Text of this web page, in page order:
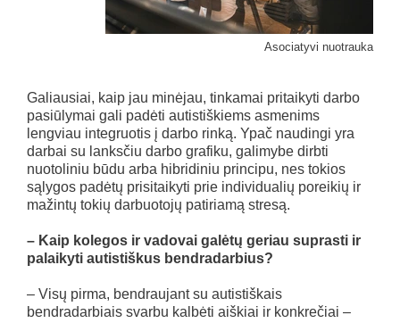
Asociatyvi nuotrauka
Galiausiai, kaip jau minėjau, tinkamai pritaikyti darbo
pasiūlymai gali padėti autistiškiems asmenims
lengviau integruotis į darbo rinką. Ypač naudingi yra
darbai su lanksčiu darbo grafiku, galimybe dirbti
nuotoliniu būdu arba hibridiniu principu, nes tokios
sąlygos padėtų prisitaikyti prie individualių poreikių ir
mažintų tokių darbuotojų patiriamą stresą.
– Kaip kolegos ir vadovai galėtų geriau suprasti ir
palaikyti autistiškus bendradarbius?
– Visų pirma, bendraujant su autistiškais
bendradarbiais svarbu kalbėti aiškiai ir konkrečiai –